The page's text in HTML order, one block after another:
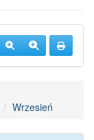
Wrzesień